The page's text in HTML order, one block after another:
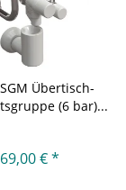
SGM Übertisch-
(6 bar)...
€ *